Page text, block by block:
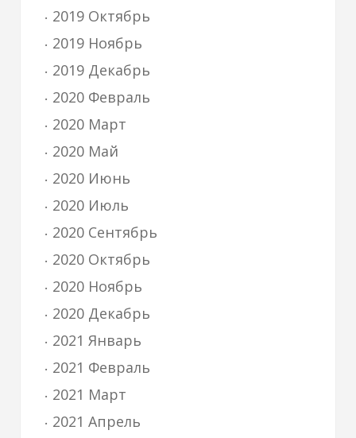
2019 Октябрь
2019 Ноябрь
2019 Декабрь
2020 Февраль
2020 Март
2020 Май
2020 Июнь
2020 Июль
2020 Сентябрь
2020 Октябрь
2020 Ноябрь
2020 Декабрь
2021 Январь
2021 Февраль
2021 Март
2021 Апрель